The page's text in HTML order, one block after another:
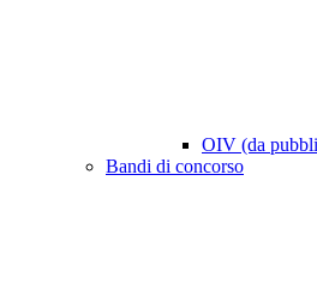
OIV (da
Bandi di concorso